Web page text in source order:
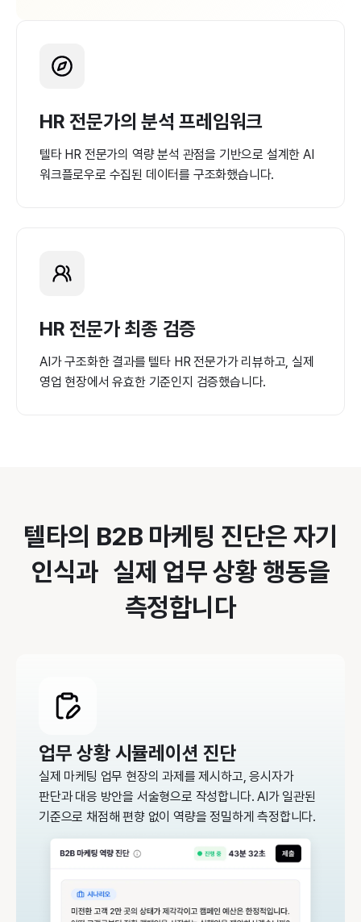
HR 전문가의 분석 프레임워크
텔타 HR 전문가의 역량 분석 관점을 기반으로 설계한 AI
워크플로우로 수집된 데이터를 구조화했습니다.
HR 전문가 최종 검증
AI가 구조화한 결과를 텔타 HR 전문가가 리뷰하고, 실제
영업 현장에서 유효한 기준인지 검증했습니다.
텔타의 B2B 마케팅 진단은 자기
인식과 실제 업무 상황 행동을
측정합니다
업무 상황 시뮬레이션 진단
실제 마케팅 업무 현장의 과제를 제시하고, 응시자가
판단과 대응 방안을 서술형으로 작성합니다. AI가 일관된
기준으로 채점해 편향 없이 역량을 정밀하게 측정합니다.